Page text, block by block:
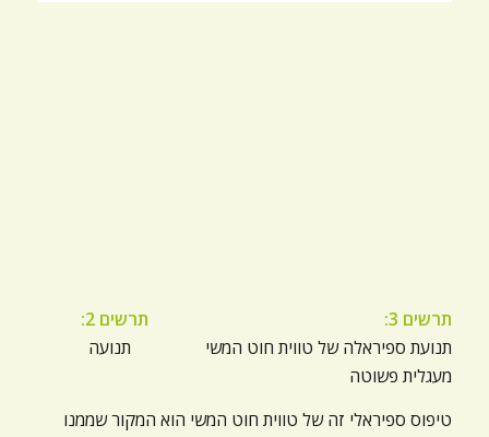
תרשים 3:
תרשים 2:
תנועת ספיראלה של טווית חוט המשי תנועה
מעגלית פשוטה
טיפוס ספיראלי זה של טווית חוט המשי הוא המקור שממנו